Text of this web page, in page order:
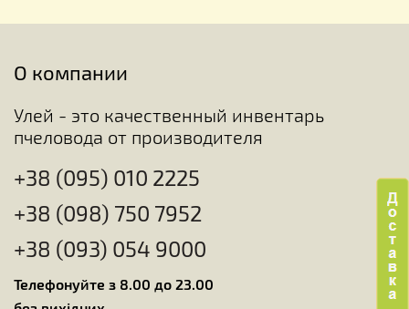
О компании
Улей - это качественный инвентарь
пчеловода от производителя
+38 (095) 010 2225
+38 (098) 750 7952
+38 (093) 054 9000
Телефонуйте з 8.00 до 23.00